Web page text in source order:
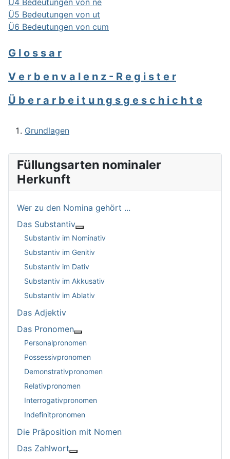
Ü4 Bedeutungen von ne
Ü5 Bedeutungen von ut
Ü6 Bedeutungen von cum
G l o s s a r
V e r b e n v a l e n z - R e g i s t e r
Ü b e r a r b e i t u n g s g e s c h i c h t e
Grundlagen
Füllungsarten nominaler
Herkunft
Wer zu den Nomina gehört ...
Das Substantiv
Weitere Informationen: Das Substantiv
Substantiv im Nominativ
Substantiv im Genitiv
Substantiv im Dativ
Substantiv im Akkusativ
Substantiv im Ablativ
Das Adjektiv
Das Pronomen
Personalpronomen
Possessivpronomen
Demonstrativpronomen
Relativpronomen
Interrogativpronomen
Indefinitpronomen
Die Präposition mit Nomen
Das Zahlwort